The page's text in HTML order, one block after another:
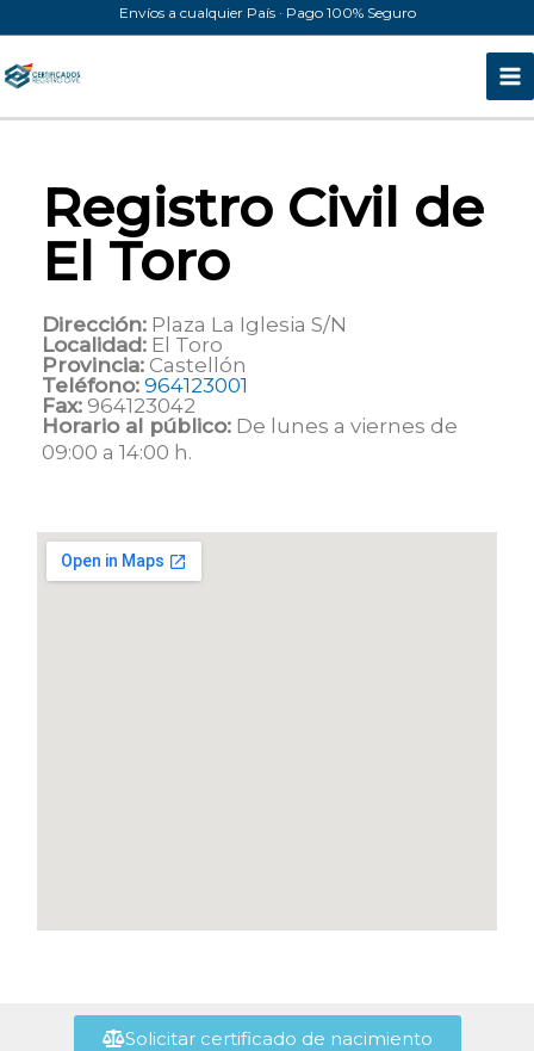
al
contenido
Envíos a cualquier País · Pago 100% Seguro
Registro Civil de
El Toro
Dirección: Plaza La Iglesia S/N
Localidad: El Toro
Provincia: Castellón
Teléfono: 964123001
Fax: 964123042
Horario al público: De lunes a viernes de
09:00 a 14:00 h.
Solicitar certificado de nacimiento